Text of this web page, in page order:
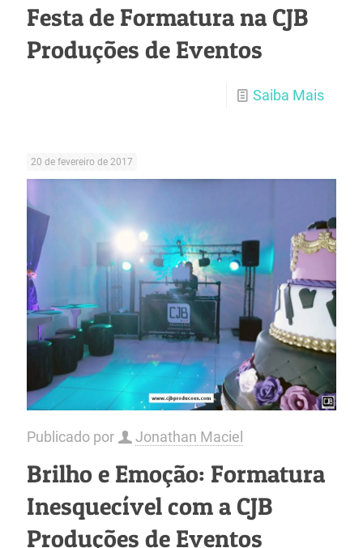
Festa de Formatura na CJB
Produções de Eventos
Saiba Mais
20 de fevereiro de 2017
Publicado por Jonathan Maciel
Brilho e Emoção: Formatura
Inesquecível com a CJB
Produções de Eventos